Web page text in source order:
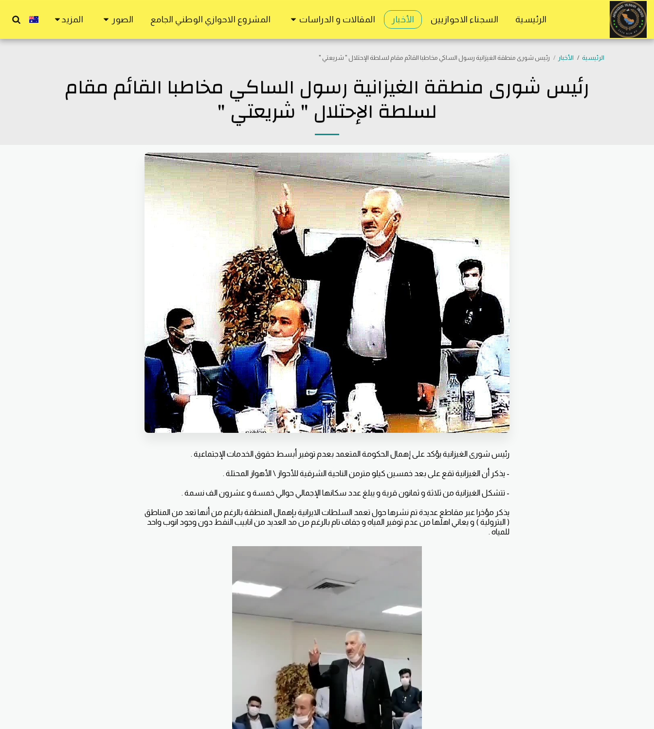
موقع المستقلين الاحوازيين
الرئيسية السجناء الاحوازيين الأخبار المقالات و الدراسات المشروع الاحوازي الوطني الجامع الصور المزيد
الرئيسية الأخبار رئيس شورى منطقة الغيزانية رسول الساكي مخاطبا القائم مقام لسلطة الإحتلال " شريعتي "
رئيس شورى منطقة الغيزانية رسول الساكي مخاطبا القائم مقام
لسلطة الإحتلال " شريعتي "
رئيس شورى الغيزانية يؤكد على إهمال الحكومة المتعمد بعدم توفير أبسط حقوق الخدمات الإجتماعية .
- يذكر أن الغيزانية تقع على بعد خمسين كيلو مترمن الناحية الشرقية للأحواز \ الأهواز المحتلة .
- تتشكل الغيزانية من ثلاثة و ثمانون قرية و يبلغ عدد سكانها الإجمالي حوالي خمسة و عشرون الف نسمة .
يذكر مؤخرا عبر مقاطع عديدة تم نشرها حول تعمد السلطات الايرانية بإهمال المنطقة بالرغم من أنها تعد من المناطق
( البترولية ) و يعاني اهلها من عدم توفير المياه و جفاف تام بالرغم من مد العديد من انابيب النفط دون وجود انوب واحد
للمياه .